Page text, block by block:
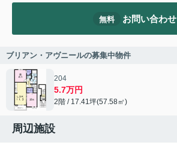
無料 お問い合わせ
ブリアン・アヴニールの募集中物件
204
5.7万円
2階 / 17.41坪(57.58㎡)
周辺施設